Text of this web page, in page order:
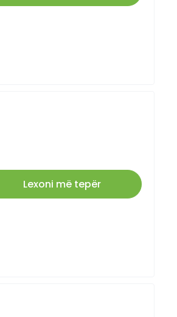
Lexoni më tepër